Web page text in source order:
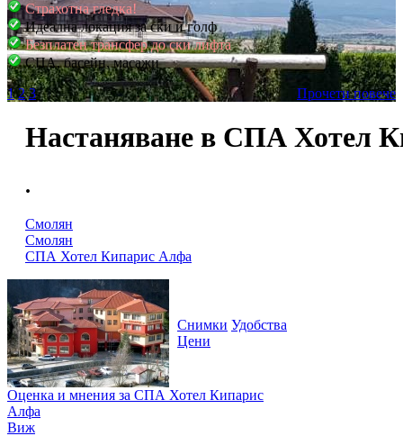
Страхотна гледка!
Идеална локация за ски и голф
Безплатен трансфер до ски лифта
СПА, басейн, масажи
Прочети повече
1 2 3
Настаняване в СПА Хотел
.
Смолян
Смолян
СПА Хотел Кипарис Алфа
Снимки Удобства
Цени
Оценка и мнения за СПА Хотел Кипарис
Алфа
Виж